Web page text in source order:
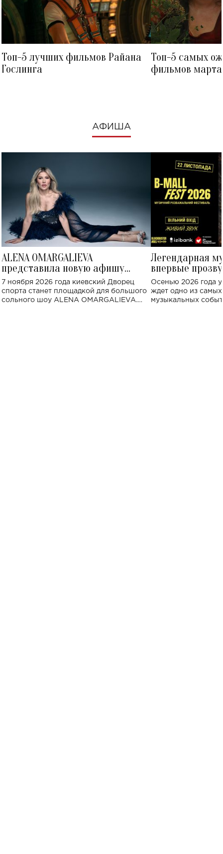
Топ-5 лучших фильмов Райана
Гослинга
Топ-5 самых
фильмов
АФИША
ALENA OMARGALIEVA
представила новую афишу
большого концерта во Дворце
спорта
7 ноября 2026 года киевский Дворец
спорта станет площадкой для большого
сольного шоу ALENA OMARGALIEVA.
Легендарная
впервые
Украине: где
Осенью 2026 года
ждет одно из
музыкальных